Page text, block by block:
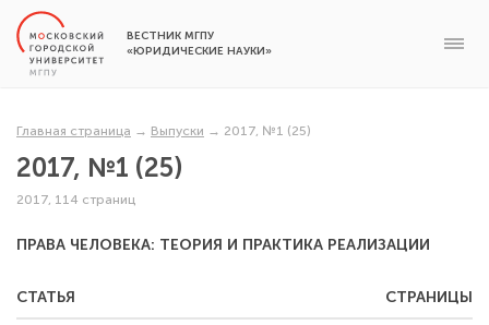
ВЕСТНИК МГПУ
«ЮРИДИЧЕСКИЕ НАУКИ»
Главная страница → Выпуски → 2017, №1 (25)
2017, №1 (25)
2017, 114 страниц
ПРАВА ЧЕЛОВЕКА: ТЕОРИЯ И ПРАКТИКА РЕАЛИЗАЦИИ
СТАТЬЯ СТРАНИЦЫ